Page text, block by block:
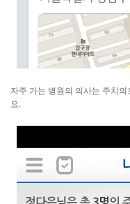
자주 가는 병원의 의사는 주치
요.